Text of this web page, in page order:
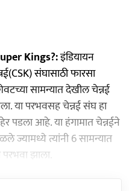
Kings?:इंडियायन
संघासाठी फारसा
सामन्यात देखील चेन्नई
या परभवसह चेन्नई संघ हा
पडला आहे. या हंगामात चेन्नईने
ज्यामध्ये त्यांनी 6 सामन्यात
झाला.